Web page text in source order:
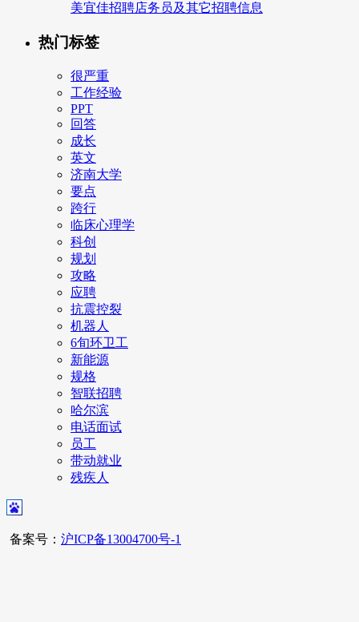
美宜佳招聘店务员及其它招聘信息
热门标签
很严重
工作经验
PPT
回答
成长
英文
济南大学
要点
跨行
临床心理学
科创
规划
攻略
应聘
抗震控裂
机器人
6旬环卫工
新能源
规格
智联招聘
哈尔滨
电话面试
员工
带动就业
残疾人
备案号： 沪ICP备13004700号-1